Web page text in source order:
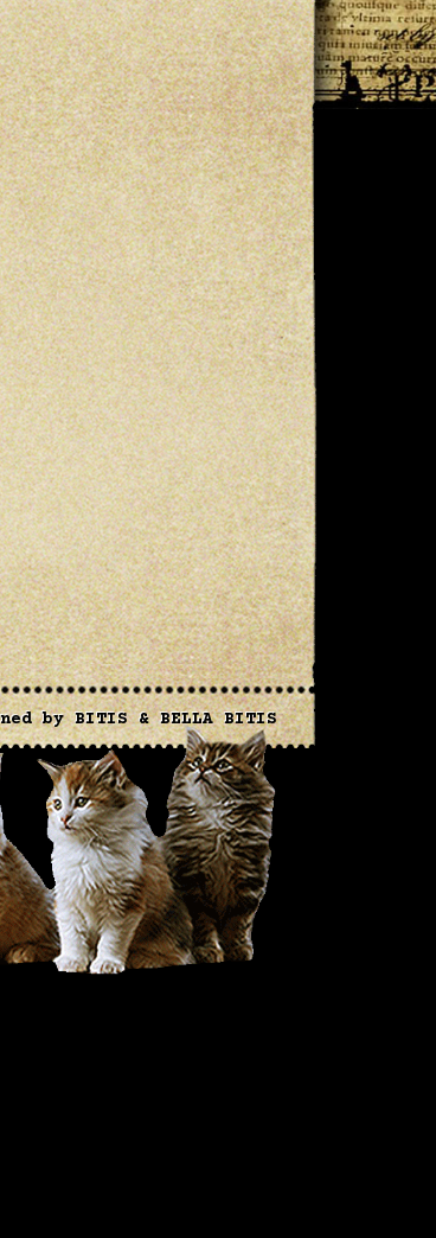
byBITIS&BELLA BITIS